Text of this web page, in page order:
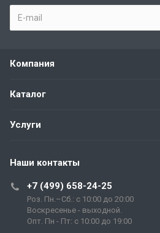
Компания
Каталог
Услуги
Наши контакты
+7 (499) 658-24-25
Роз. Пн.–Сб.: с 10:00 до 20:00
Воскресенье - выходной.
Опт. Пн - Пт: с 10:00 до 19:00